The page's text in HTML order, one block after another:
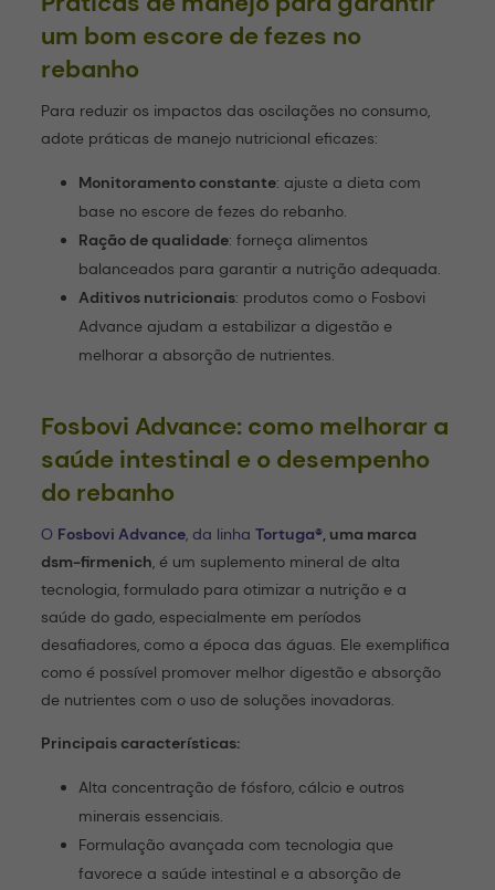
um bom escore de fezes no
rebanho
Para reduzir os impactos das oscilações no consumo,
adote práticas de manejo nutricional eficazes:
Monitoramento constante: ajuste a dieta com
base no escore de fezes do rebanho.
Ração de qualidade: forneça alimentos
balanceados para garantir a nutrição adequada.
Aditivos nutricionais: produtos como o Fosbovi
Advance ajudam a estabilizar a digestão e
melhorar a absorção de nutrientes.
Fosbovi Advance: como melhorar a
saúde intestinal e o desempenho
do rebanho
O Fosbovi Advance, da linhaTortuga®, uma marca
dsm-firmenich, é um suplemento mineral de alta
tecnologia, formulado para otimizar a nutrição e a
saúde do gado, especialmente em períodos
desafiadores, como a época das águas. Ele exemplifica
como é possível promover melhor digestão e absorção
de nutrientes com o uso de soluções inovadoras.
Principais características:
Alta concentração de fósforo, cálcio e outros
minerais essenciais.
Formulação avançada com tecnologia que
favorece a saúde intestinal e a absorção de